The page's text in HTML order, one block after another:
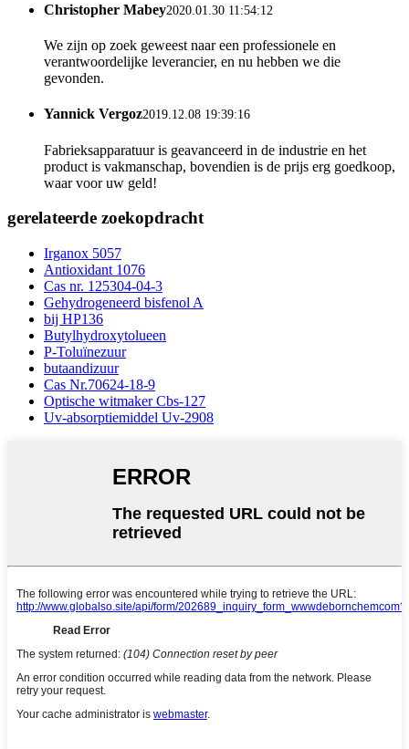
Christopher Mabey2020.01.30 11:54:12
We zijn op zoek geweest naar een professionele en
verantwoordelijke leverancier, en nu hebben we die
gevonden.
Yannick Vergoz2019.12.08 19:39:16
Fabrieksapparatuur is geavanceerd in de industrie en het
product is vakmanschap, bovendien is de prijs erg goedkoop,
waar voor uw geld!
gerelateerde zoekopdracht
Irganox 5057
Antioxidant 1076
Cas nr. 125304-04-3
Gehydrogeneerd bisfenol A
bij HP136
Butylhydroxytolueen
P-Toluïnezuur
butaandizuur
Cas Nr.70624-18-9
Optische witmaker Cbs-127
Uv-absorptiemiddel Uv-2908